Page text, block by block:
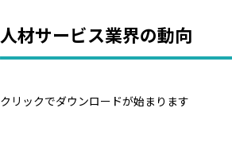
人材サービス業界の動向
クリックでダウンロードが始まります